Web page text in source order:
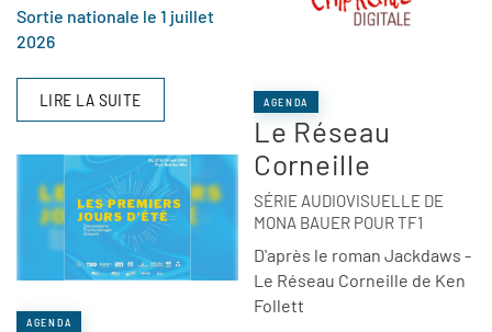
Sortie nationale le 1 juillet
2026
LIRE LA SUITE
AGENDA
AGENDA
Le Réseau
Corneille
SÉRIE AUDIOVISUELLE DE
MONA BAUER POUR TF1
D'après le roman Jackdaws -
Le Réseau Corneille de Ken
Follett